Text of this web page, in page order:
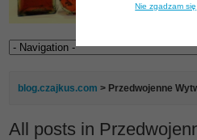
Nie zgadzam się
blog.czajkus.com > Przedwojenne
All posts in